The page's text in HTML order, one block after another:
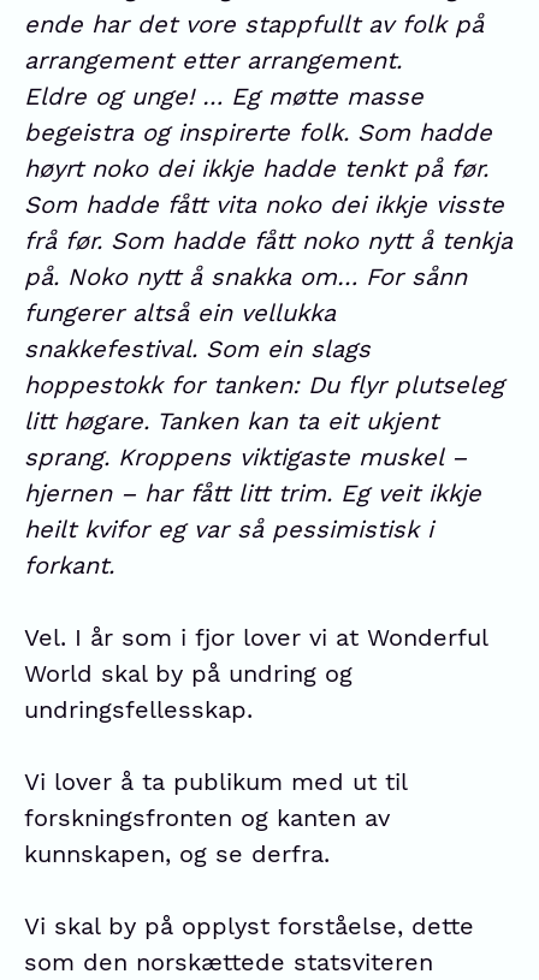
ende har det vore stappfullt av folk på
arrangement etter arrangement.
Eldre og unge! … Eg møtte masse
begeistra og inspirerte folk. Som hadde
høyrt noko dei ikkje hadde tenkt på før.
Som hadde fått vita noko dei ikkje visste
frå før. Som hadde fått noko nytt å tenkja
på. Noko nytt å snakka om… For sånn
fungerer altså ein vellukka
snakkefestival. Som ein slags
hoppestokk for tanken: Du flyr plutseleg
litt høgare. Tanken kan ta eit ukjent
sprang. Kroppens viktigaste muskel –
hjernen – har fått litt trim. Eg veit ikkje
heilt kvifor eg var så pessimistisk i
forkant.
Vel. I år som i fjor lover vi at Wonderful
World skal by på undring og
undringsfellesskap.
Vi lover å ta publikum med ut til
forskningsfronten og kanten av
kunnskapen, og se derfra.
Vi skal by på opplyst forståelse, dette
som den norskættede statsviteren